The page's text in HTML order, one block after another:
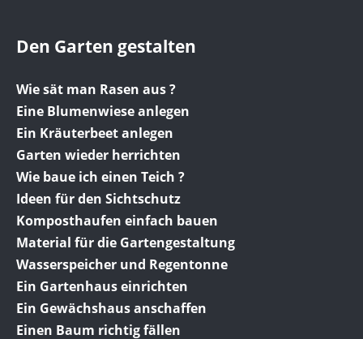
Den Garten gestalten
Wie sät man Rasen aus ?
Eine Blumenwiese anlegen
Ein Kräuterbeet anlegen
Garten wieder herrichten
Wie baue ich einen Teich ?
Ideen für den Sichtschutz
Komposthaufen einfach bauen
Material für die Gartengestaltung
Wasserspeicher und Regentonne
Ein Gartenhaus einrichten
Ein Gewächshaus anschaffen
Einen Baum richtig fällen